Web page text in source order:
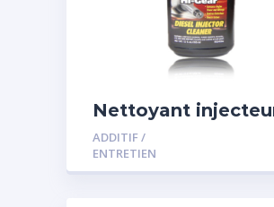
Nettoyant
diesel
ADDITIF /
ENTRETIEN